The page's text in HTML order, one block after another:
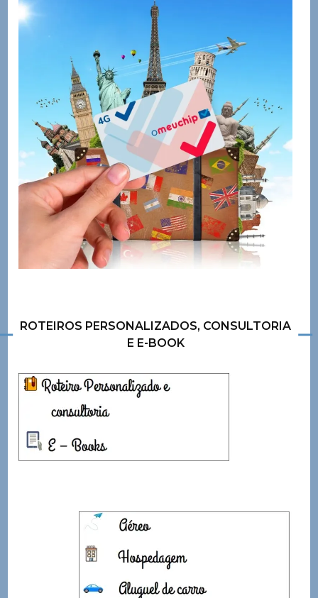
ROTEIROS PERSONALIZADOS, CONSULTORIA
E E-BOOK